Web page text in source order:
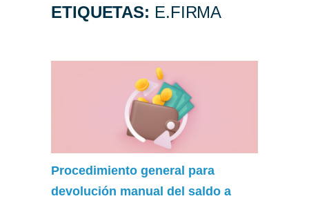
ACERCA DE
TODO SOBRE
EL CFDI 4.0
REGÍSTRATE
AL NEWSLETTER
ETIQUETAS: E.FIRMA
Procedimiento general para
devolución manual del saldo a